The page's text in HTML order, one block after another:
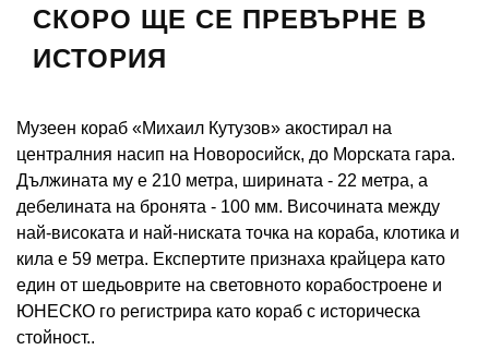
СКОРО ЩЕ СЕ ПРЕВЪРНЕ В
ИСТОРИЯ
Музеен кораб «Михаил Кутузов» акостирал на
централния насип на Новоросийск, до Морската гара.
Дължината му е 210 метра, ширината - 22 метра, а
дебелината на бронята - 100 мм. Височината между
най-високата и най-ниската точка на кораба, клотика и
кила е 59 метра. Експертите признаха крайцера като
един от шедьоврите на световното корабостроене и
ЮНЕСКО го регистрира като кораб с историческа
стойност..